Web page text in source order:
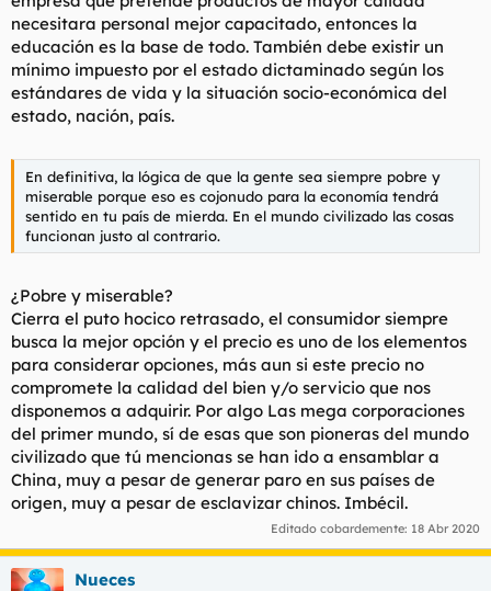
necesitara personal mejor capacitado, entonces la
educación es la base de todo. También debe existir un
mínimo impuesto por el estado dictaminado según los
estándares de vida y la situación socio-económica del
estado, nación, país.
En definitiva, la lógica de que la gente sea siempre pobre y
miserable porque eso es cojonudo para la economía tendrá
sentido en tu país de mierda. En el mundo civilizado las cosas
funcionan justo al contrario.
¿Pobre y miserable?
Cierra el puto hocico retrasado, el consumidor siempre
busca la mejor opción y el precio es uno de los elementos
para considerar opciones, más aun si este precio no
compromete la calidad del bien y/o servicio que nos
disponemos a adquirir. Por algo Las mega corporaciones
del primer mundo, sí de esas que son pioneras del mundo
civilizado que tú mencionas se han ido a ensamblar a
China, muy a pesar de generar paro en sus países de
origen, muy a pesar de esclavizar chinos. Imbécil.
Editado cobardemente: 18 Abr 2020
Nueces